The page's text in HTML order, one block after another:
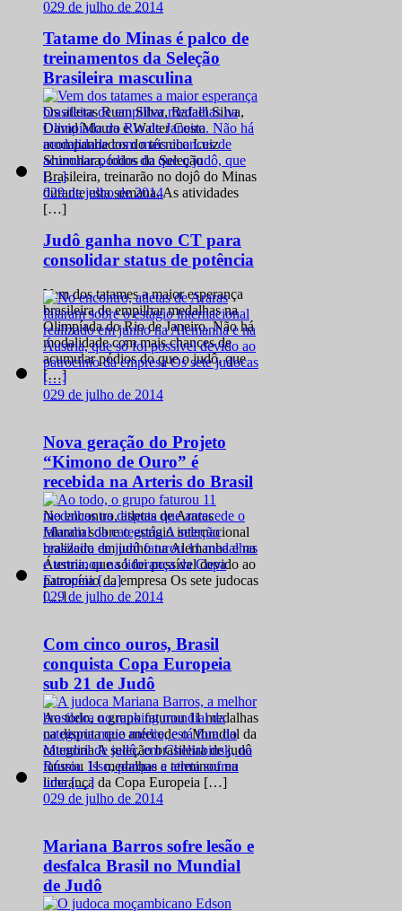
029 de julho de 2014
Tatame do Minas é palco de
treinamentos da Seleção
Brasileira masculina
Os atletas Ruan Silva, Rafael Silva,
David Moura e Walter Costa
acompanhados do técnico Luiz
Shinohara, todos da Seleção
Brasileira, treinarão no dojô do Minas
durante esta semana. As atividades
[…]
029 de julho de 2014
Judô ganha novo CT para
consolidar status de potência
Vem dos tatames a maior esperança
brasileira de empilhar medalhas na
Olimpíada do Rio de Janeiro. Não há
modalidade com mais chances de
acumular pódios do que o judô, que
[…]
029 de julho de 2014
Nova geração do Projeto
“Kimono de Ouro” é
recebida na Arteris do Brasil
No encontro, atletas de Araras
falaram sobre o estágio internacional
realizado em junho na Alemanha e na
Áustria, que só foi possível devido ao
patrocínio da empresa Os sete judocas
[…]
029 de julho de 2014
Com cinco ouros, Brasil
conquista Copa Europeia
sub 21 de Judô
Ao todo, o grupo faturou 11 medalhas
na disputa que antecede o Mundial da
categoria A seleção brasileira de judô
faturou 11 medalhas e terminou na
liderança da Copa Europeia […]
029 de julho de 2014
Mariana Barros sofre lesão e
desfalca Brasil no Mundial
de Judô